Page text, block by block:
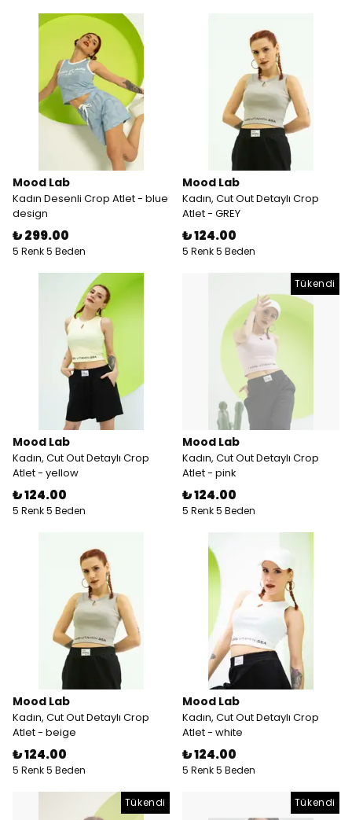
Mood Lab
Kadın Desenli Crop Atlet - blue
design
₺ 299.00
5 Renk 5 Beden
Mood Lab
Kadın, Cut Out Detaylı Crop
Atlet - GREY
₺ 124.00
5 Renk 5 Beden
Mood Lab
Kadın, Cut Out Detaylı Crop
Atlet - yellow
₺ 124.00
5 Renk 5 Beden
Tükendi
Mood Lab
Kadın, Cut Out Detaylı Crop
Atlet - pink
₺ 124.00
5 Renk 5 Beden
Mood Lab
Kadın, Cut Out Detaylı Crop
Atlet - beige
₺ 124.00
5 Renk 5 Beden
Mood Lab
Kadın, Cut Out Detaylı Crop
Atlet - white
₺ 124.00
5 Renk 5 Beden
Tükendi Tükendi